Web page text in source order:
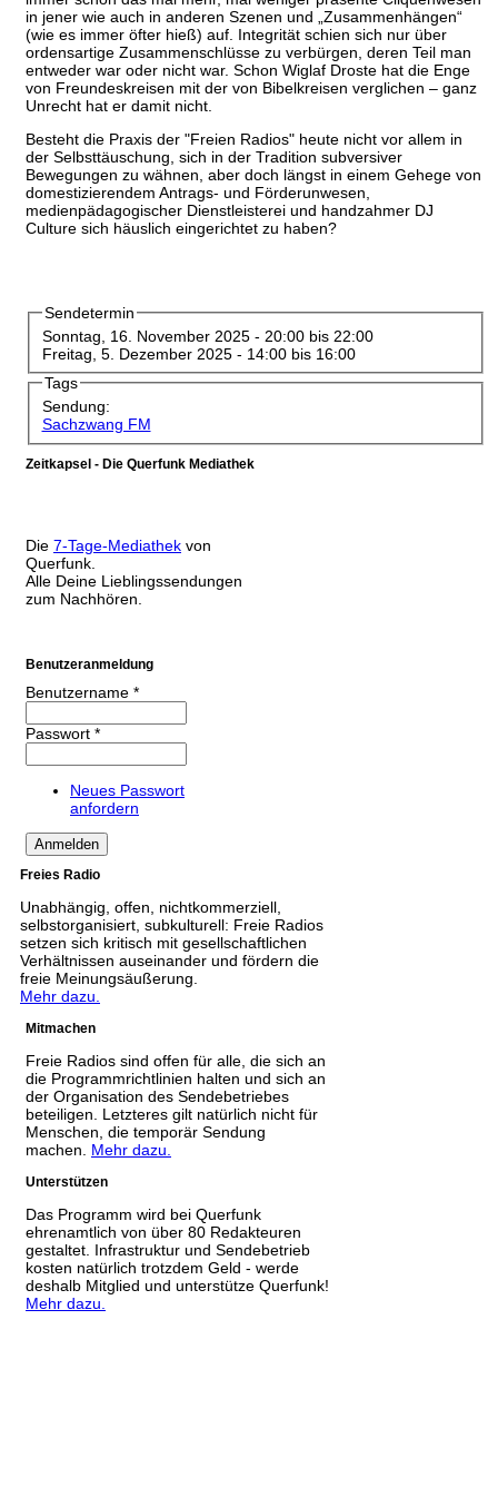
in jener wie auch in anderen Szenen und „Zusammenhängen“
(wie es immer öfter hieß) auf. Integrität schien sich nur über
ordensartige Zusammenschlüsse zu verbürgen, deren Teil man
entweder war oder nicht war. Schon Wiglaf Droste hat die Enge
von Freundeskreisen mit der von Bibelkreisen verglichen – ganz
Unrecht hat er damit nicht.
Besteht die Praxis der "Freien Radios" heute nicht vor allem in
der Selbsttäuschung, sich in der Tradition subversiver
Bewegungen zu wähnen, aber doch längst in einem Gehege von
domestizierendem Antrags- und Förderunwesen,
medienpädagogischer Dienstleisterei und handzahmer DJ
Culture sich häuslich eingerichtet zu haben?
Sendetermin
Sonntag, 16. November 2025 - 20:00bis 22:00
Freitag, 5. Dezember 2025 - 14:00bis 16:00
Tags
Sendung:
Sachzwang FM
Zeitkapsel - Die Querfunk Mediathek
Die 7-Tage-Mediathek von
Querfunk.
Alle Deine Lieblingssendungen
zum Nachhören.
Benutzeranmeldung
Benutzername *
Passwort *
Neues Passwort
anfordern
Freies Radio
Unabhängig, offen, nichtkommerziell,
selbstorganisiert, subkulturell: Freie Radios
setzen sich kritisch mit gesellschaftlichen
Verhältnissen auseinander und fördern die
freie Meinungsäußerung.
Mehr dazu.
Mitmachen
Freie Radios sind offen für alle, die sich an
die Programmrichtlinien halten und sich an
der Organisation des Sendebetriebes
beteiligen. Letzteres gilt natürlich nicht für
Menschen, die temporär Sendung
machen. Mehr dazu.
Unterstützen
Das Programm wird bei Querfunk
ehrenamtlich von über 80 Redakteuren
gestaltet. Infrastruktur und Sendebetrieb
kosten natürlich trotzdem Geld - werde
deshalb Mitglied und unterstütze Querfunk!
Mehr dazu.